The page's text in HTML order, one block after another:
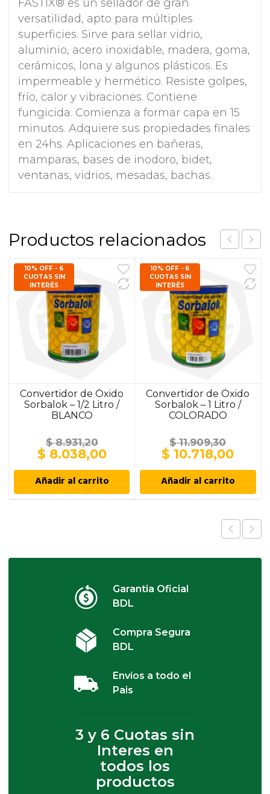
FASTIX® es un sellador de gran
versatilidad, apto para múltiples
superficies. Sirve para sellar vidrio,
aluminio, acero inoxidable, madera, goma,
cerámicos, lona y algunos plásticos. Es
impermeable y hermético. Resiste golpes,
frío, calor y vibraciones. Contiene
fungicida. Comienza a formar capa en 15
minutos. Adquiere sus propiedades finales
en 24hs. Aplicaciones en bañeras,
mamparas, bases de inodoro, bidet,
ventanas, vidrios, mesadas, bachas.
Productos relacionados
10% OFF - 6
CUOTAS SIN
INTERÉS
Convertidor de Óxido
Sorbalok – 1/2 Litro /
BLANCO
$8.931,20
El
precio
original
$ 8.038,00El
actual
Añadir al carrito
10% OFF - 6
CUOTAS SIN
INTERÉS
Convertidor de Óxido
Sorbalok – 1 Litro /
COLORADO
$11.909,30
El
precio
original
$ 10.718,00El
Añadir al carrito
Garantia Oficial
BDL
Compra Segura
BDL
Envíos a todo el
Pais
3 y 6 Cuotas sin
Interes en
todos los
productos